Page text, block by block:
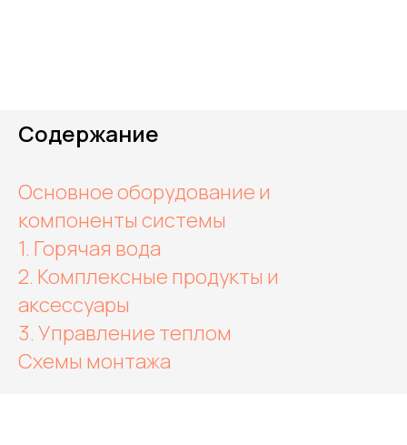
Содержание
Основное оборудование и
компоненты системы
1. Горячая вода
2. Комплексные продукты и
аксессуары
3. Управление теплом
Схемы монтажа